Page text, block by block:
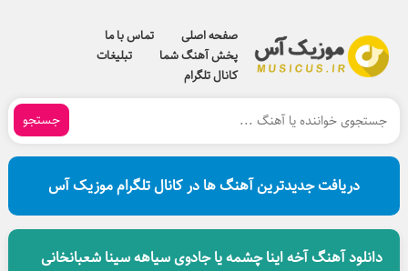
صفحه اصلی
تماس با ما
پخش آهنگ شما
تبلیغات
کانال تلگرام
جستجو
دریافت جدیدترین آهنگ ها در کانال تلگرام موزیک آس
دانلود آهنگ آخه اینا چشمه یا جادوی سیاهه سینا شعبانخانی